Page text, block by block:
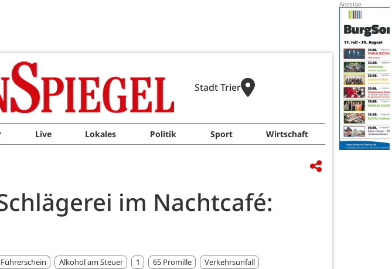
Stadt Trier
Live Lokales Politik Sport Wirtschaft
im Nachtcafé:
Alkohol am Steuer 1 65 Promille Verkehrsunfall